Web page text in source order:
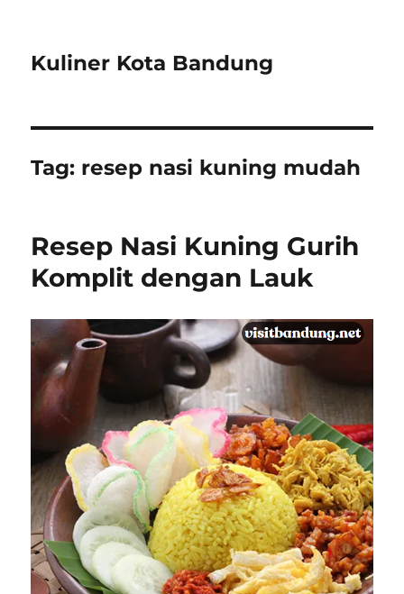
Kuliner Kota Bandung
Tag: resep nasi kuning mudah
Resep Nasi Kuning Gurih
Komplit dengan Lauk